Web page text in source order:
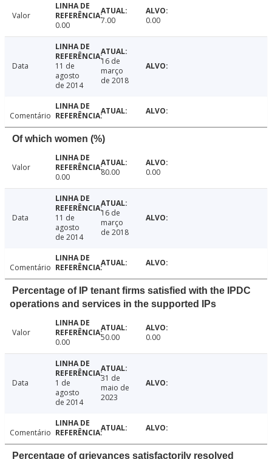
Valor
0.00
7.00 0.00
Data
11 de
agosto
de 2014
16 de
março
de 2018
Comentário
Of which women (%)
Valor
0.00
80.00 0.00
Data
11 de
agosto
de 2014
16 de
março
de 2018
Comentário
Percentage of IP tenant firms satisfied with the IPDC
operations and services in the supported IPs
Valor
0.00
50.00 0.00
Data
1 de
agosto
de 2014
31 de
maio de
2023
Comentário
Percentage of grievances satisfactorily resolved